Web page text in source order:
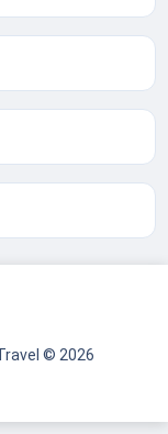
© 2026